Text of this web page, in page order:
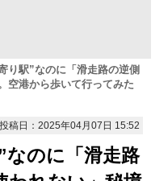
り駅”なのに「滑走路の逆側
空港から歩いて行ってみた
投稿日：2025年04月07日 15:52
なのに「滑走路